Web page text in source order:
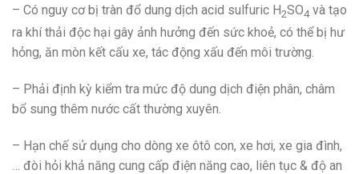
– Có nguy cơ bị tràn đổ dung dịch acid sulfuric H2SO4 và tạo
ra khí thải độc hại gây ảnh hưởng đến sức khoẻ, có thể bị hư
hỏng, ăn mòn kết cấu xe, tác động xấu đến môi trường.
– Phải định kỳ kiểm tra mức độ dung dịch điện phân, châm
bổ sung thêm nước cất thường xuyên.
– Hạn chế sử dụng cho dòng xe ôtô con, xe hơi, xe gia đình,
… đòi hỏi khả năng cung cấp điện năng cao, liên tục & độ an